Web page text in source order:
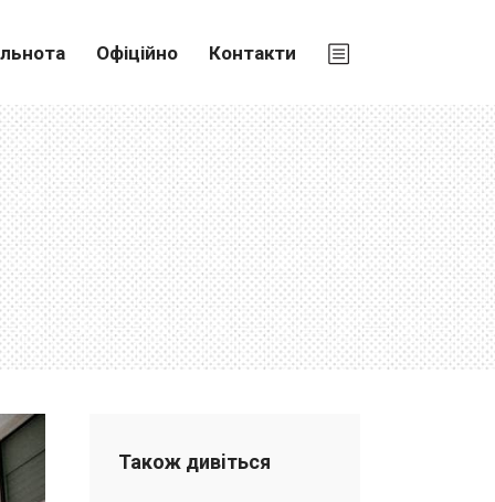
Офіційно Контакти
Також дивiться